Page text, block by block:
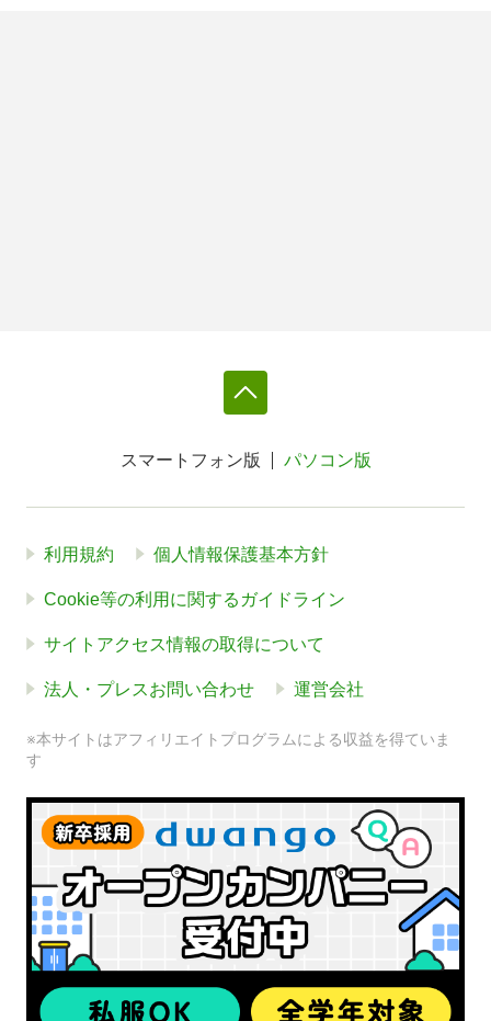
スマートフォン版 パソコン版
利用規約 個人情報保護基本方針
Cookie等の利用に関するガイドライン
サイトアクセス情報の取得について
法人・プレスお問い合わせ 運営会社
※本サイトはアフィリエイトプログラムによる収益を得ていま
す